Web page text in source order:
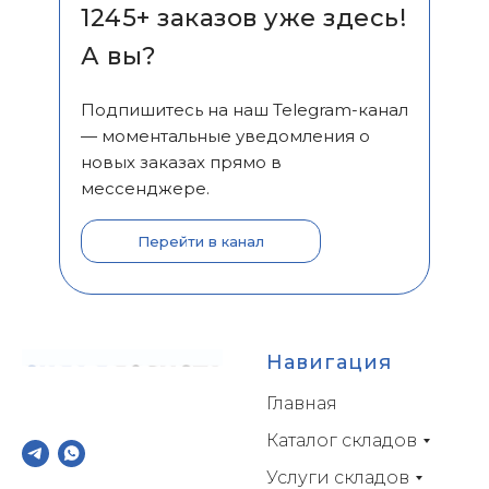
Подпишитесь на наш Telegram-канал
— моментальные уведомления о
новых заказах прямо в
мессенджере.
1245+ заказов уже здесь!
А вы?
Перейти в канал
Навигация
Главная
Каталог складов
Услуги складов